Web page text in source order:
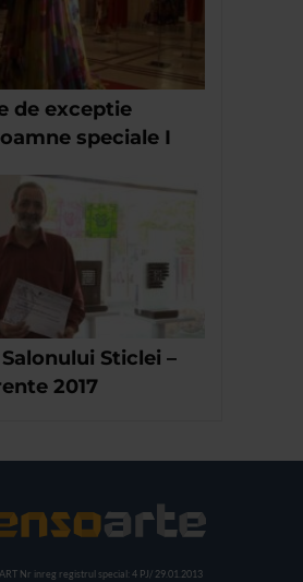
de exceptie
speciale I
Sticlei –
2017
Nr inreg registrul special: 4 PJ/ 29.01.2013